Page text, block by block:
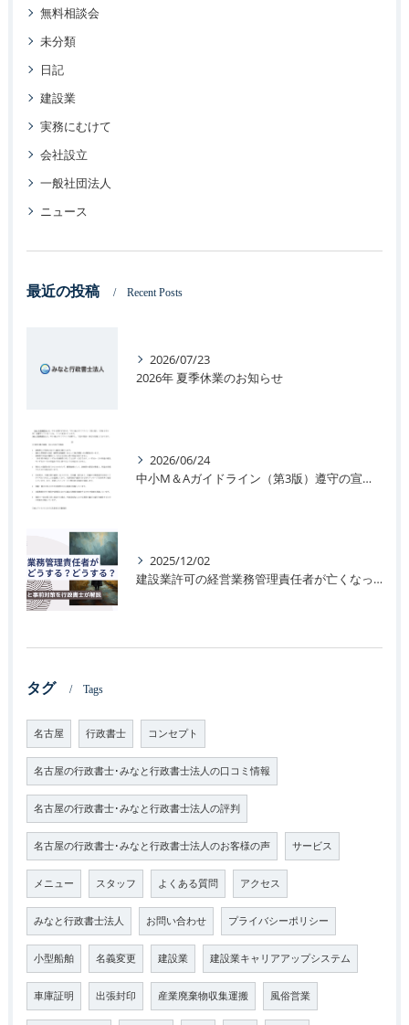
無料相談会
未分類
日記
建設業
実務にむけて
会社設立
一般社団法人
ニュース
最近の投稿 Recent Posts
2026/07/23
2026年 夏季休業のお知らせ
2026/06/24
中小M＆Aガイドライン（第3版）遵守の宣言に関するお知らせ
2025/12/02
建設業許可の経営業務管理責任者が亡くなった場合のリスクと事前対策
タグ Tags
名古屋 行政書士 コンセプト
名古屋の行政書士･みなと行政書士法人の口コミ情報
名古屋の行政書士･みなと行政書士法人の評判
名古屋の行政書士･みなと行政書士法人のお客様の声 サービス
メニュー スタッフ よくある質問 アクセス
みなと行政書士法人 お問い合わせ プライバシーポリシー
小型船舶 名義変更 建設業 建設業キャリアアップシステム
車庫証明 出張封印 産業廃棄物収集運搬 風俗営業